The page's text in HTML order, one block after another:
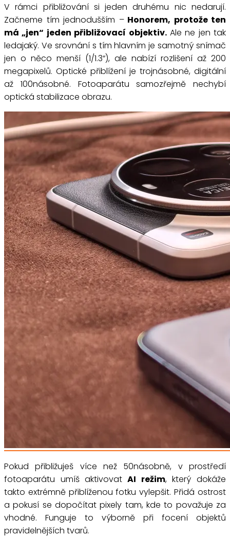
V rámci přibližování si jeden druhému nic nedarují.
Začneme tím jednodušším –Honorem, protože ten
má „jen“ jeden přibližovací objektiv.Ale ne jen tak
ledajaký. Ve srovnání s tím hlavním je samotný snímač
jen o něco menší (1/1.3“), ale nabízí rozlišení až 200
megapixelů. Optické přiblížení je trojnásobné, digitální
až 100násobné. Fotoaparátu samozřejmě nechybí
optická stabilizace obrazu.
Pokud přibližuješ více než 50násobně, v prostředí
fotoaparátu umíš aktivovat AI režim, který dokáže
takto extrémně přiblíženou fotku vylepšit. Přidá ostrost
a pokusí se dopočítat pixely tam, kde to považuje za
vhodné. Funguje to výborně při focení objektů
pravidelnějších tvarů.